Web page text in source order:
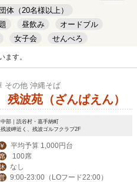
団体（20名様以上）
昼飲み
オードブル
女子会
せんべろ
す。
その他 沖縄そば
波苑（ざんぱえん）
中部｜読谷村・嘉手納町
残波岬近く、残波ゴルフクラブ2F
￥ 平均予算 1,000円台
席 100席
なし
9:00-23:00（LOフード22:00）